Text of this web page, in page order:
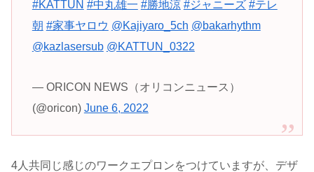
#KATTUN #中丸雄一 #勝地涼 #ジャニーズ #テレ
朝 #家事ヤロウ @Kajiyaro_5ch @bakarhythm
@kazlasersub @KATTUN_0322
— ORICON NEWS（オリコンニュース）
(@oricon) June 6, 2022
4人共同じ感じのワークエプロンをつけていますが、デザ